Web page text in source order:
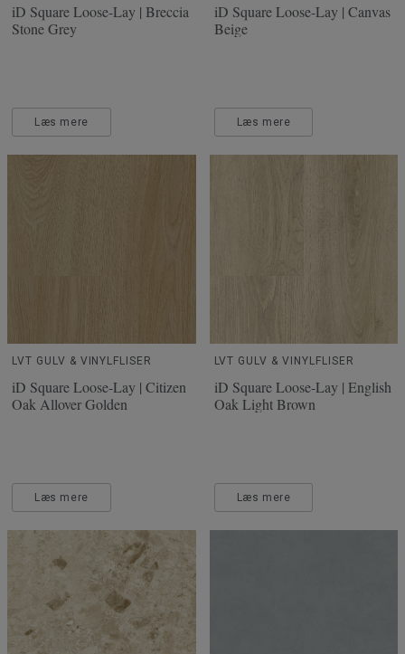
iD Square Loose-Lay | Breccia
Stone Grey
Læs mere
iD Square Loose-Lay | Canvas
Beige
Læs mere
LVT GULV & VINYLFLISER
iD Square Loose-Lay | Citizen
Oak Allover Golden
Læs mere
LVT GULV & VINYLFLISER
iD Square Loose-Lay | English
Oak Light Brown
Læs mere